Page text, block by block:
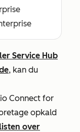
Service Hub
, kan du
Connect for
opkald
listen over